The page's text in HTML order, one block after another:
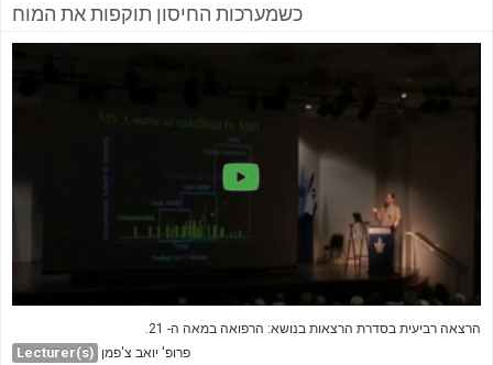
כשמערכות החיסון תוקפות את המוח
הרצאה רביעית בסדרת הרצאות בנושא: הרפואה במאה ה- 21.
Lecturer(s) פרופ' יואב צ'פמן